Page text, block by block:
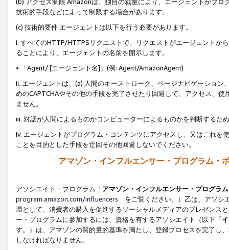
技術的手段などによって制限する場合があります。
(c) 技術的要件 エージェントは以下を行う必要があります。
i. すべてのHTTP/HTTPSリクエストで、リクエストがエージェントか
ることにより、エージェントの名前を開示します。
• 「Agent/ [エージェント名]」(例: Agent/AmazonAgent)
ii. エージェントは、(a) 人間のキーストローク、ページナビゲーショ
めのCAPTCHAやその他の手段を完了させたり回避して、アクセス、
ません。
iii. 対話が人間によるものかコンピューターによるものかを判断するた
iv. エージェントがプログラム・コンテンツにアクセスし、又はこれ
ことを目的とした手段を迂回その他回避しないでください。
アマゾン・インフルエンサー・プログラム・
アソシエイト・プログラム「アマゾン・インフルエンサー・プログラム
program.amazon.com/influencers をご覧ください。）乙は、アソシ
環として、消費者の購入を促進するソーシャルメディアのプレゼンス
ー・プログラムに参加するには、資格を有するアソシエイト（以下「
す。）は、アマゾンの質的量的基準を満たし、登録プロセスを完了し、
しなければなりません。